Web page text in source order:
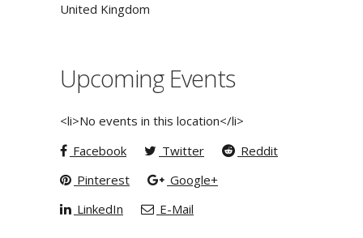
United Kingdom
Upcoming Events
<li>No events in this location</li>
Facebook
Twitter
Reddit
Pinterest
Google+
LinkedIn
E-Mail